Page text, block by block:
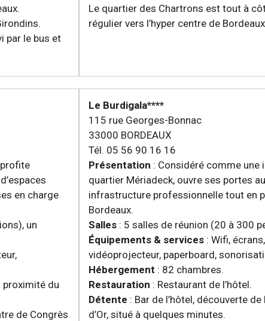
par le bus et
Le quartier des Chartrons est tout à
régulier vers l’hyper centre de
en charge
un
proximité du
de Congrès
Le Burdigala****
115 rue Georges-Bonnac
33000 BORDEAUX
Tél. 05 56 90 16 16
Présentation : Considéré comme une
quartier Mériadeck, ouvre ses portes
infrastructure professionnelle tout en
Bordeaux.
Salles : 5 salles de réunion (20 à 300
Équipements & services : Wifi,
vidéoprojecteur, paperboard,
Hébergement : 82 chambres.
Restauration : Restaurant de l’hôtel.
Détente : Bar de l’hôtel, découverte
d’Or, situé à quelques minutes.